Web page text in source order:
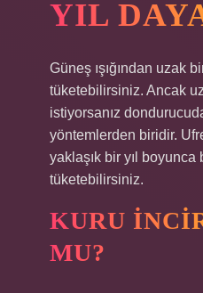
YIL
Güneş ışığından uzak
tüketebilirsiniz. Ancak
istiyorsanız
yöntemlerden biridir.
yaklaşık bir yıl boyunca
tüketebilirsiniz.
KURU
MU?